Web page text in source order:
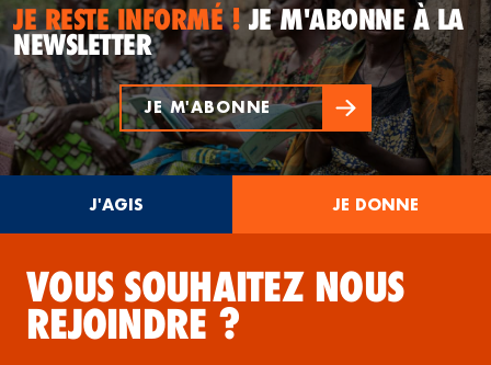
JE RESTE INFORMÉ !JE M'ABONNE À LA
NEWSLETTER
JE M'ABONNE
J'AGIS JE DONNE
VOUS SOUHAITEZ NOUS
REJOINDRE ?